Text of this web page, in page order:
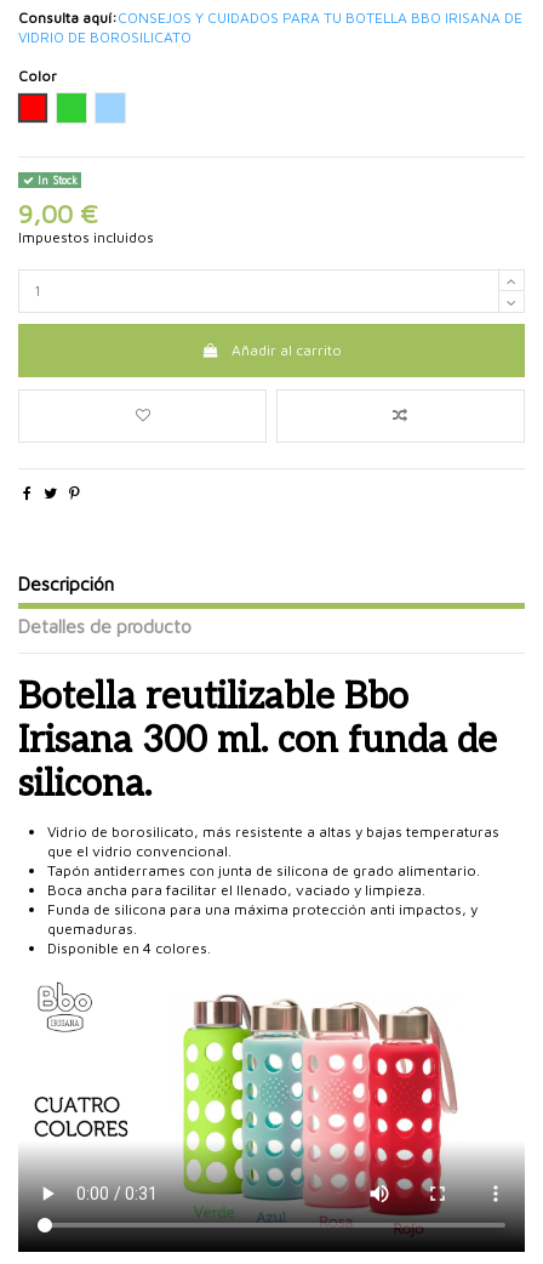
Consulta aquí:CONSEJOS Y CUIDADOS PARA TU BOTELLA BBO IRISANA DE
VIDRIO DE BOROSILICATO
Color
In Stock
9,00 €
Impuestos incluidos
Añadir al carrito
Descripción
Detalles de producto
Botella reutilizable Bbo
Irisana 300 ml. con funda de
silicona.
Vidrio de borosilicato, más resistente a altas y bajas temperaturas
que el vidrio convencional.
Tapón antiderrames con junta de silicona de grado alimentario.
Boca ancha para facilitar el llenado, vaciado y limpieza.
Funda de silicona para una máxima protección anti impactos, y
quemaduras.
Disponible en 4 colores.